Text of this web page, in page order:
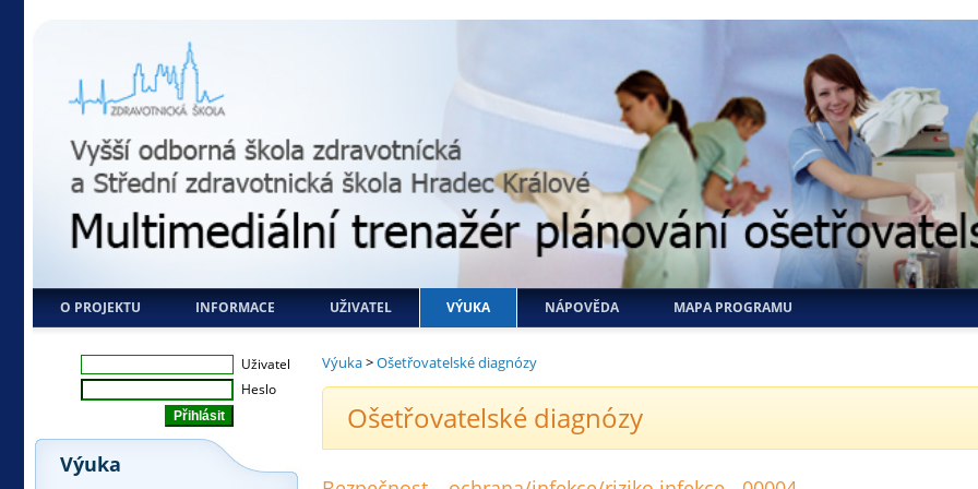
O PROJEKTU INFORMACE UŽIVATEL VÝUKA NÁPOVĚDA MAPA PROGRAMU
Uživatel
Heslo
Výuka
Výuka>Ošetřovatelské diagnózy
Ošetřovatelské diagnózy